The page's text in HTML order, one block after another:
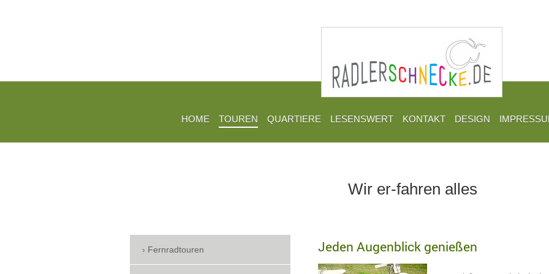
HOME TOUREN QUARTIERE LESENSWERT KONTAKT DESIGN
Wir er-fahren alles
Jeden Augenblick genießen
Fernradtouren